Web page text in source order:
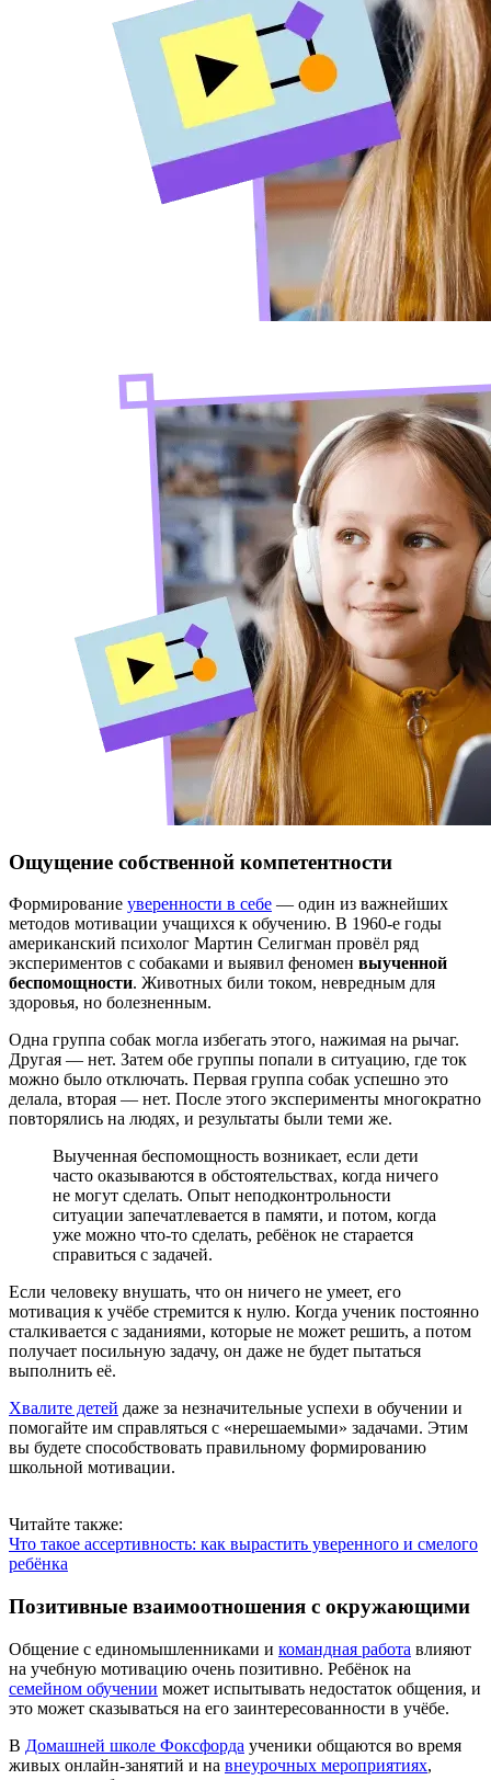
Ощущение собственной компетентности
Формирование уверенности в себе — один из важнейших
методов мотивации учащихся к обучению. В 1960-е годы
американский психолог Мартин Селигман провёл ряд
экспериментов с собаками и выявил феномен выученной
беспомощности. Животных били током, невредным для
здоровья, но болезненным.
Одна группа собак могла избегать этого, нажимая на рычаг.
Другая — нет. Затем обе группы попали в ситуацию, где ток
можно было отключать. Первая группа собак успешно это
делала, вторая — нет. После этого эксперименты многократно
повторялись на людях, и результаты были теми же.
Выученная беспомощность возникает, если дети
часто оказываются в обстоятельствах, когда ничего
не могут сделать. Опыт неподконтрольности
ситуации запечатлевается в памяти, и потом, когда
уже можно что-то сделать, ребёнок не старается
справиться с задачей.
Если человеку внушать, что он ничего не умеет, его
мотивация к учёбе стремится к нулю. Когда ученик постоянно
сталкивается с заданиями, которые не может решить, а потом
получает посильную задачу, он даже не будет пытаться
выполнить её.
Хвалите детей даже за незначительные успехи в обучении и
помогайте им справляться с «нерешаемыми» задачами. Этим
вы будете способствовать правильному формированию
школьной мотивации.
Читайте также:
Что такое ассертивность: как вырастить уверенного и смелого
ребёнка
Позитивные взаимоотношения с окружающими
Общение с единомышленниками и командная работа влияют
на учебную мотивацию очень позитивно. Ребёнок на
семейном обучении может испытывать недостаток общения, и
это может сказываться на его заинтересованности в учёбе.
В Домашней школе Фоксфорда ученики общаются во время
живых онлайн-занятий и на внеурочных мероприятиях,